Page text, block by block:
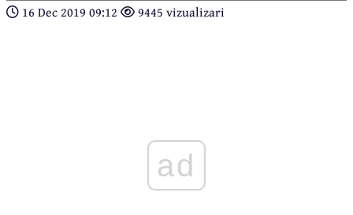
16 Dec 2019 09:12 9445 vizualizari
ad